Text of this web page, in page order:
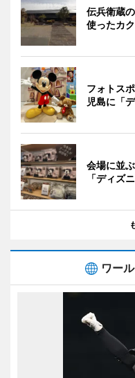
伝兵衛蔵
使ったカ
フォトス
児島に「
会場に並
「ディズ
ワー